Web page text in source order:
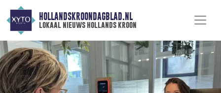
HOLLANDSKROONDAGBLAD.NL
lokaal nieuws hollands kroon